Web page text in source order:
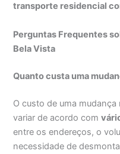
transporte residencial
Perguntas Frequentes
Bela Vista
Quanto custa uma
O custo de uma
variar de acordo com
entre os endereços, o
necessidade de